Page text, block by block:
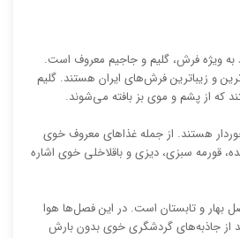
ویژه فرش، گلیم و جاجیم معروف است.
و زیباترین فرش‌های ایران هستند. گلیم
که از پشم و موی بز بافته می‌شوند.
هستند. از جمله غذاهای معروف خوی
قورمه سبزی، دیزی و باقلاخلی خوی اشاره
بهار و تابستان است. در این فصل‌ها هوا
جاذبه‌های گردشگری خوی بدون بارش